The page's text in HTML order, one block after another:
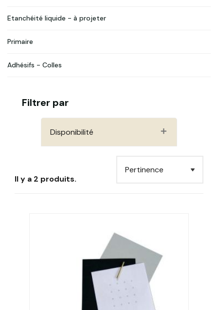
Etanchéité liquide - à projeter
Primaire
Adhésifs - Colles
Filtrer par
Disponibilité
Il y a 2 produits.